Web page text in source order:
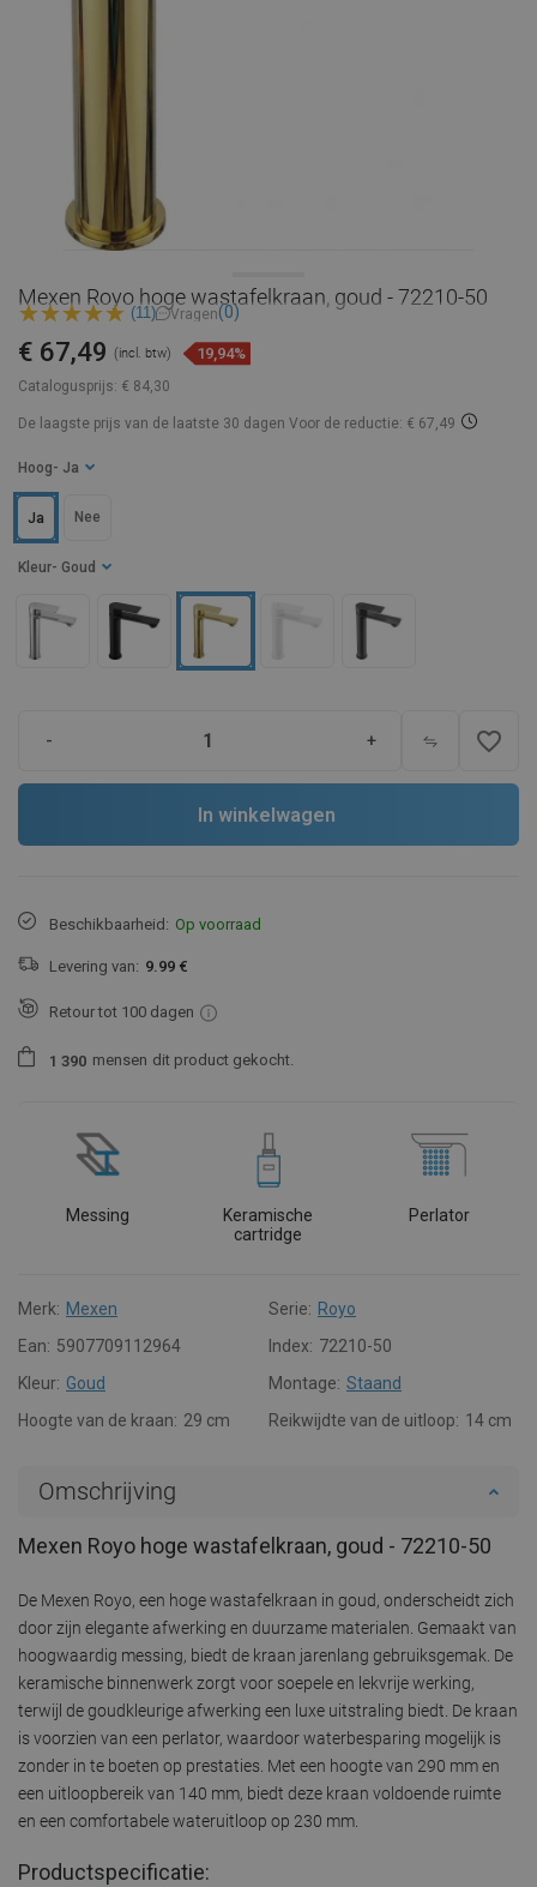
Mexen Royo hoge wastafelkraan, goud - 72210-50
(11) Vragen(0)
Catalogusprijs: € 84,30
€ 67,49 (incl. btw) 19,94%
De laagste prijs van de laatste 30 dagen Voor de reductie: € 67,49
Kleur - Goud
Hoog - Ja
Ja Nee
- + favorite_border
In winkelwagen
Beschikbaarheid: Op voorraad
Levering van: 9.99 €
Retour tot 100 dagen
1 390 mensen dit product gekocht.
Messing
Keramische
cartridge
Perlator
Merk: Mexen Serie: Royo
Ean: 5907709112964 Index: 72210-50
Kleur: Goud Montage: Staand
Hoogte van de kraan: 29 cm Reikwijdte van de uitloop: 14 cm
Omschrijving
Mexen Royo hoge wastafelkraan, goud - 72210-50
De Mexen Royo, een hoge wastafelkraan in goud, onderscheidt zich
door zijn elegante afwerking en duurzame materialen. Gemaakt van
hoogwaardig messing, biedt de kraan jarenlang gebruiksgemak. De
keramische binnenwerk zorgt voor soepele en lekvrije werking,
terwijl de goudkleurige afwerking een luxe uitstraling biedt. De kraan
is voorzien van een perlator, waardoor waterbesparing mogelijk is
zonder in te boeten op prestaties. Met een hoogte van 290 mm en
een uitloopbereik van 140 mm, biedt deze kraan voldoende ruimte
en een comfortabele wateruitloop op 230 mm.
Productspecificatie: